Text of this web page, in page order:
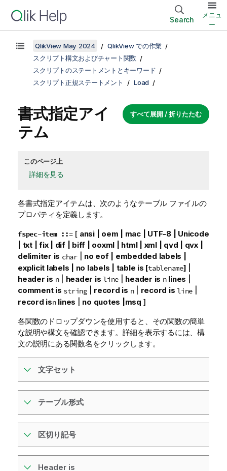
Search
メニュ
ー
QlikView May 2024
QlikView での作業
スクリプト構文およびチャート関数
スクリプトのステートメントとキーワード
スクリプト正規ステートメント
Load
すべて展開 / 折りたたむ
書式指定アイ
テム
このページ上
詳細を見る
各書式指定アイテムは、次のようなテーブル ファイルの
プロパティを定義します。
fspec-item ::=[ ansi | oem | mac | UTF-8 | Unicode
| txt | fix | dif | biff | ooxml | html | xml | qvd | qvx |
delimiter is char| no eof | embedded labels |
explicit labels | no labels | table is [tablename]
header is n| header is line header is n lines
comment is string| record is n| record is line
record isn lines no quotes |msq ]
各関数のドロップダウンを使用すると、その関数の簡単
な説明や構文を確認できます。詳細を表示するには、構
文の説明にある関数名をクリックします。
文字セット
テーブル形式
区切り記号
Header is